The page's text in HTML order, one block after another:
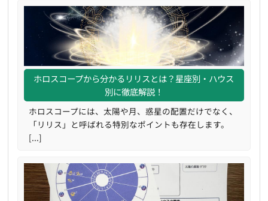
ホロスコープから分かるリリスとは？星座別・ハウス
別に徹底解説！
ホロスコープには、太陽や月、惑星の配置だけでなく、
「リリス」と呼ばれる特別なポイントも存在します。
[...]